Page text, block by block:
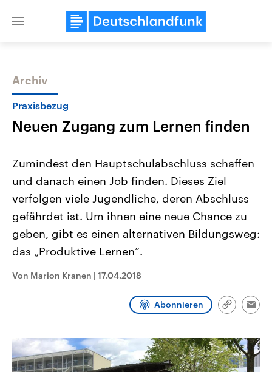
Close
Themen
Landtagswahl Sachsen-Anhalt
2026
Alle Informationen
Sachsen-Anhalt wählt am 6.
September 2026 einen neuen
Landtag. Seit 2021 wird das
Bundesland von einer Koalition aus
CDU, SPD und FDP regiert.-
Wahlprogramme, aktuelle Berichte
und Hintergründe zu den Parteien
Aktuelle Beiträge,
Hintergründe
Wirtschaftlich und
Programm Podcasts
Audio-Archiv
Archiv
Praxisbezug
Neuen Zugang zum Lernen finden
Zumindest den Hauptschulabschluss schaffen
und danach einen Job finden. Dieses Ziel
verfolgen viele Jugendliche, deren Abschluss
gefährdet ist. Um ihnen eine neue Chance zu
geben, gibt es einen alternativen Bildungsweg:
das „Produktive Lernen“.
Von Marion Kranen | 17.04.2018
Abonnieren
Link